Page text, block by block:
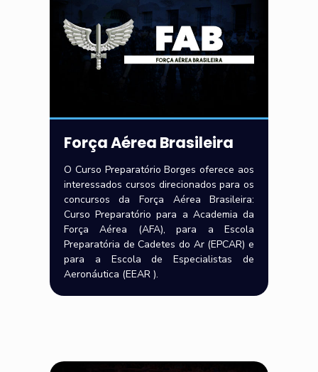
Força Aérea Brasileira
O Curso Preparatório Borges oferece aos
interessados cursos direcionados para os
concursos da Força Aérea Brasileira:
Curso Preparatório para a Academia da
Força Aérea (AFA), para a Escola
Preparatória de Cadetes do Ar (EPCAR) e
para a Escola de Especialistas de
Aeronáutica (EEAR ).